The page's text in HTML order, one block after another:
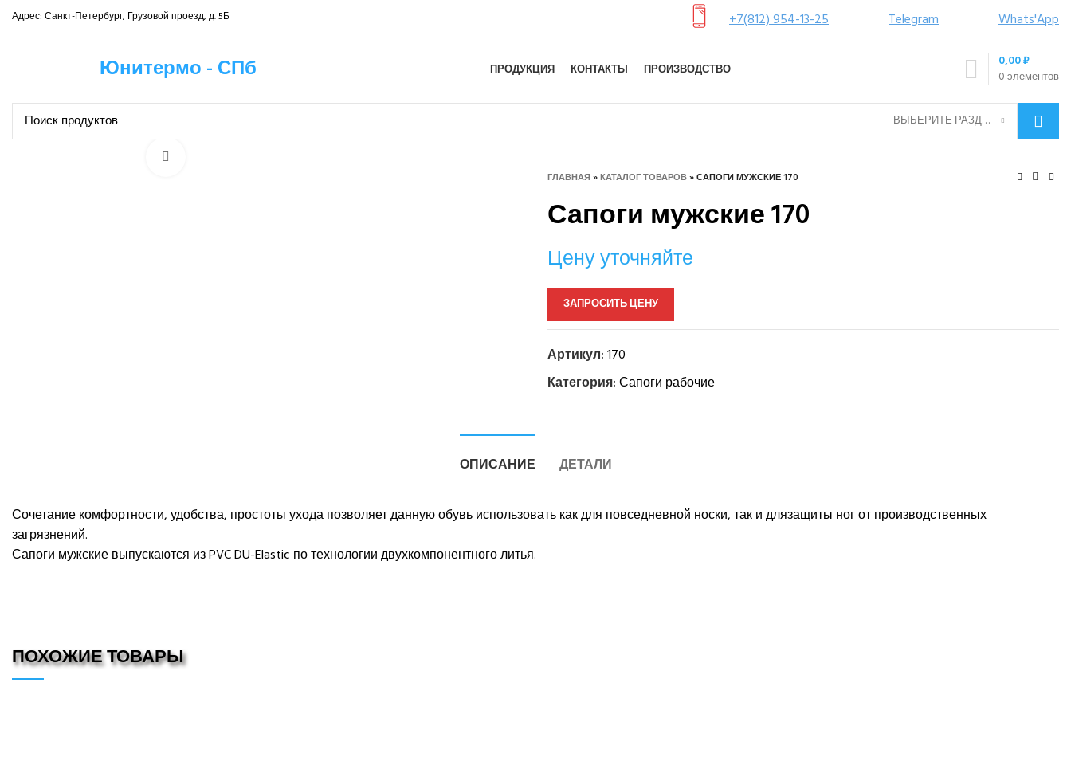
Адрес: Санкт-Петербург, Грузовой проезд, д. 5Б +7(812) 954-13-25 Telegram Whats'App
Юнитермо - СПб ПРОДУКЦИЯ КОНТАКТЫ ПРОИЗВОДСТВО 0элементов
0,00₽
ВЫБЕРИТЕ РАЗДЕЛ
ГЛАВНАЯ»КАТАЛОГ ТОВАРОВ»САПОГИ МУЖСКИЕ 170
Сапоги мужские 170
Цену уточняйте
ЗАПРОСИТЬ ЦЕНУ
Артикул:170
Категория:Сапоги рабочие
ОПИСАНИЕ ДЕТАЛИ
Сочетание комфортности, удобства, простоты ухода позволяет данную обувь использовать как для повседневной носки, так и длязащиты ног от производственных
загрязнений.
Сапоги мужские выпускаются из PVC DU-Elastic по технологии двухкомпонентного литья.
ПОХОЖИЕ ТОВАРЫ